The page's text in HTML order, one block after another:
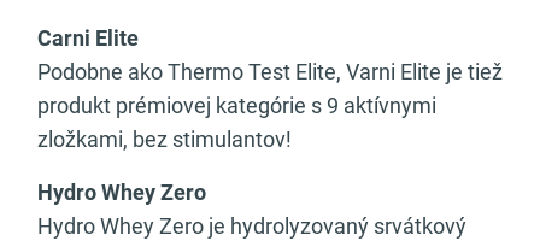
Carni Elite
Podobne ako Thermo Test Elite, Varni Elite je tiež
produkt prémiovej kategórie s 9 aktívnymi
zložkami, bez stimulantov!
Hydro Whey Zero
Hydro Whey Zero je hydrolyzovaný srvátkový